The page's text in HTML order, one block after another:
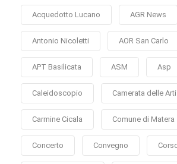
Acquedotto Lucano AGR News
Antonio Nicoletti AOR San Carlo
APT Basilicata ASM Asp
Caleidoscopio Camerata delle Arti
Carmine Cicala Comune di Matera
Concerto Convegno